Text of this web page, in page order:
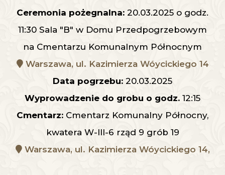
Ceremonia pożegnalna: 20.03.2025 o godz.
11:30 Sala "B" w Domu Przedpogrzebowym
na Cmentarzu Komunalnym Północnym
Warszawa, ul. Kazimierza Wóycickiego 14
Data pogrzebu: 20.03.2025
Wyprowadzenie do grobu o godz. 12:15
Cmentarz: Cmentarz Komunalny Północny,
kwatera W-III-6 rząd 9 grób 19
Warszawa, ul. Kazimierza Wóycickiego 14,